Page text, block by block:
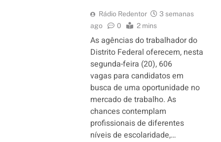
Rádio Redentor
3 semanas
ago
0 2 mins
As agências do trabalhador do
Distrito Federal oferecem, nesta
segunda-feira (20), 606
vagas para candidatos em
busca de uma oportunidade no
mercado de trabalho. As
chances contemplam
profissionais de diferentes
níveis de escolaridade,…